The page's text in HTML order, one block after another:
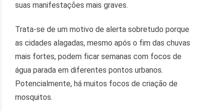
suas manifestações mais graves.
Trata-se de um motivo de alerta sobretudo porque
as cidades alagadas, mesmo após o fim das chuvas
mais fortes, podem ficar semanas com focos de
água parada em diferentes pontos urbanos.
Potencialmente, há muitos focos de criação de
mosquitos.